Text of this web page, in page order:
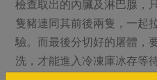
檢查取出的內臟及淋巴腺，
隻豬連同其前後兩隻，一起
驗。而最後分切好的屠體，
洗，才能進入冷凍庫冰存等